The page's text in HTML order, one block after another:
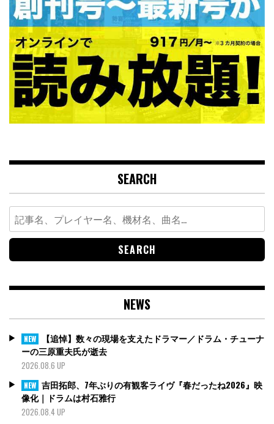
SEARCH
Search
for:
NEWS
NEW
【追悼】数々の現場を支えたドラマー／ドラム・チューナ
ーの三原重夫氏が逝去
2026.08.6 UP
NEW 吉田拓郎、7年ぶりの有観客ライヴ『春だったね2026』映
像化｜ドラムは村石雅行
2026.08.4 UP